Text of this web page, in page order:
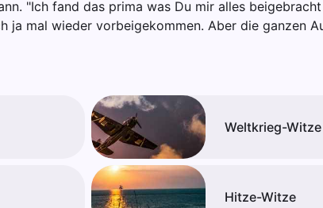
"Ich fand das prima was Du mir alles beigebracht
ja mal wieder vorbeigekommen. Aber die ganzen
Weltkrieg-Witze
Hitze-Witze